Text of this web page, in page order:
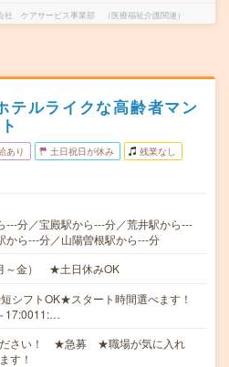
社 ケアサービス事業部 （医療福祉介護関連）
テルライクな高齢者マン
あり 土日祝日が休み 残業なし
---分／宝殿駅から---分／荒井駅から---
から---分／山陽曽根駅から---分
～金） ★土日休みOK
シフトOK★スタート時間選べます！
17:0011:…
ださい！ ★急募 ★職場が気に入れ
す！